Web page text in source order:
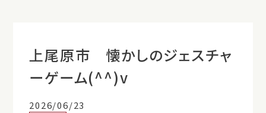
上尾原市 懐かしのジェスチャ
ーゲーム(^^)v
2026/06/23